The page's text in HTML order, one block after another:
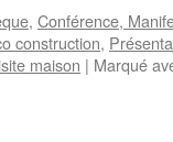
, Conférence,
construction,
maison | Marqué